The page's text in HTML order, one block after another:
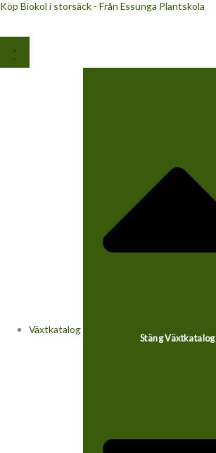
Hoppa
Köp Biokol i storsäck - Från Essunga Plantskola
Växtkatalog
Stäng Växtkatalog